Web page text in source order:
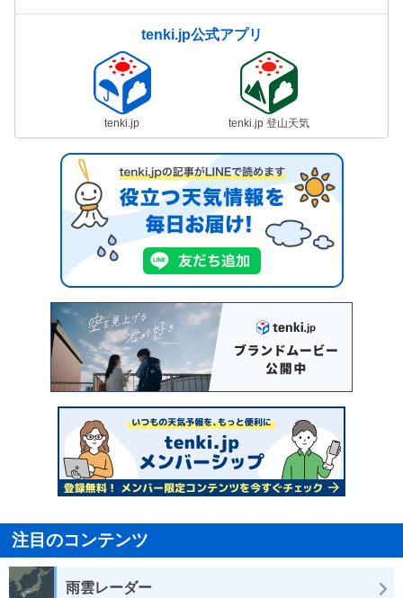
tenki.jp公式アプリ
tenki.jp tenki.jp 登山天気
注目のコンテンツ
雨雲レーダー